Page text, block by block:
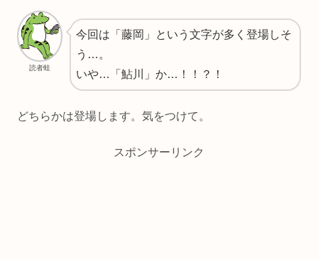
読者蛙
今回は「藤岡」という文字が多く登場しそ
う…。
いや…「鮎川」か…！！？！
どちらかは登場します。気をつけて。
スポンサーリンク